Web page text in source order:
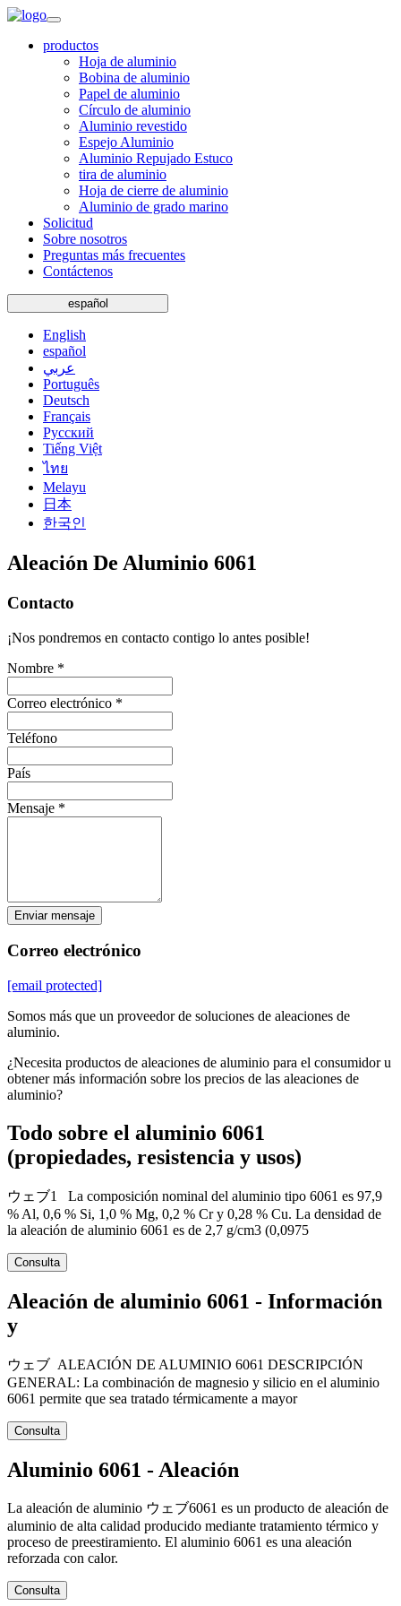
productos
Hoja de aluminio
Bobina de aluminio
Papel de aluminio
Círculo de aluminio
Aluminio revestido
Espejo Aluminio
Aluminio Repujado Estuco
tira de aluminio
Hoja de cierre de aluminio
Aluminio de grado marino
Solicitud
Sobre nosotros
Preguntas más frecuentes
Contáctenos
español
English
español
عربي
Português
Deutsch
Français
Русский
Tiếng Việt
ไทย
Melayu
日本
한국인
Aleación De Aluminio 6061
Contacto
¡Nos pondremos en contacto contigo lo antes posible!
Nombre *
Correo electrónico *
Teléfono
País
Mensaje *
Enviar mensaje
Correo electrónico
[email protected]
Somos más que un proveedor de soluciones de aleaciones de
aluminio.
¿Necesita productos de aleaciones de aluminio para el consumidor u
obtener más información sobre los precios de las aleaciones de
aluminio?
Todo sobre el aluminio 6061
(propiedades, resistencia y usos)
ウェブ1 La composición nominal del aluminio tipo 6061 es 97,9
% Al, 0,6 % Si, 1,0 % Mg, 0,2 % Cr y 0,28 % Cu. La densidad de
la aleación de aluminio 6061 es de 2,7 g/cm3 (0,0975
Consulta
Aleación de aluminio 6061 - Información
y
ウェブ ALEACIÓN DE ALUMINIO 6061 DESCRIPCIÓN
GENERAL: La combinación de magnesio y silicio en el aluminio
6061 permite que sea tratado térmicamente a mayor
Consulta
Aluminio 6061 - Aleación
La aleación de aluminio ウェブ6061 es un producto de aleación de
aluminio de alta calidad producido mediante tratamiento térmico y
proceso de preestiramiento. El aluminio 6061 es una aleación
reforzada con calor.
Consulta